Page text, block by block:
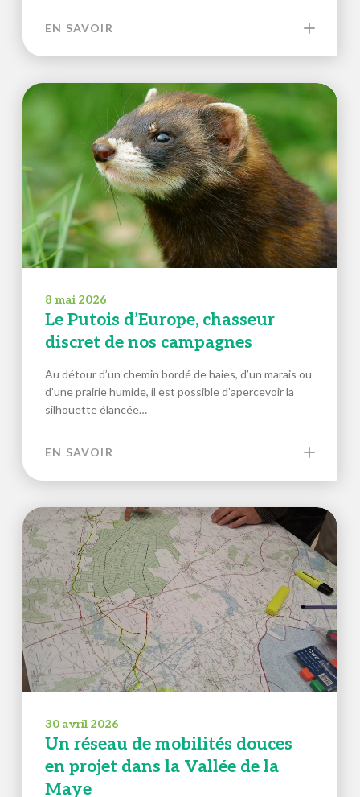
EN SAVOIR
8 mai 2026
Le Putois d’Europe, chasseur
discret de nos campagnes
Au détour d’un chemin bordé de haies, d’un marais ou
d’une prairie humide, il est possible d’apercevoir la
silhouette élancée…
EN SAVOIR
30 avril 2026
Un réseau de mobilités douces
en projet dans la Vallée de la
Maye